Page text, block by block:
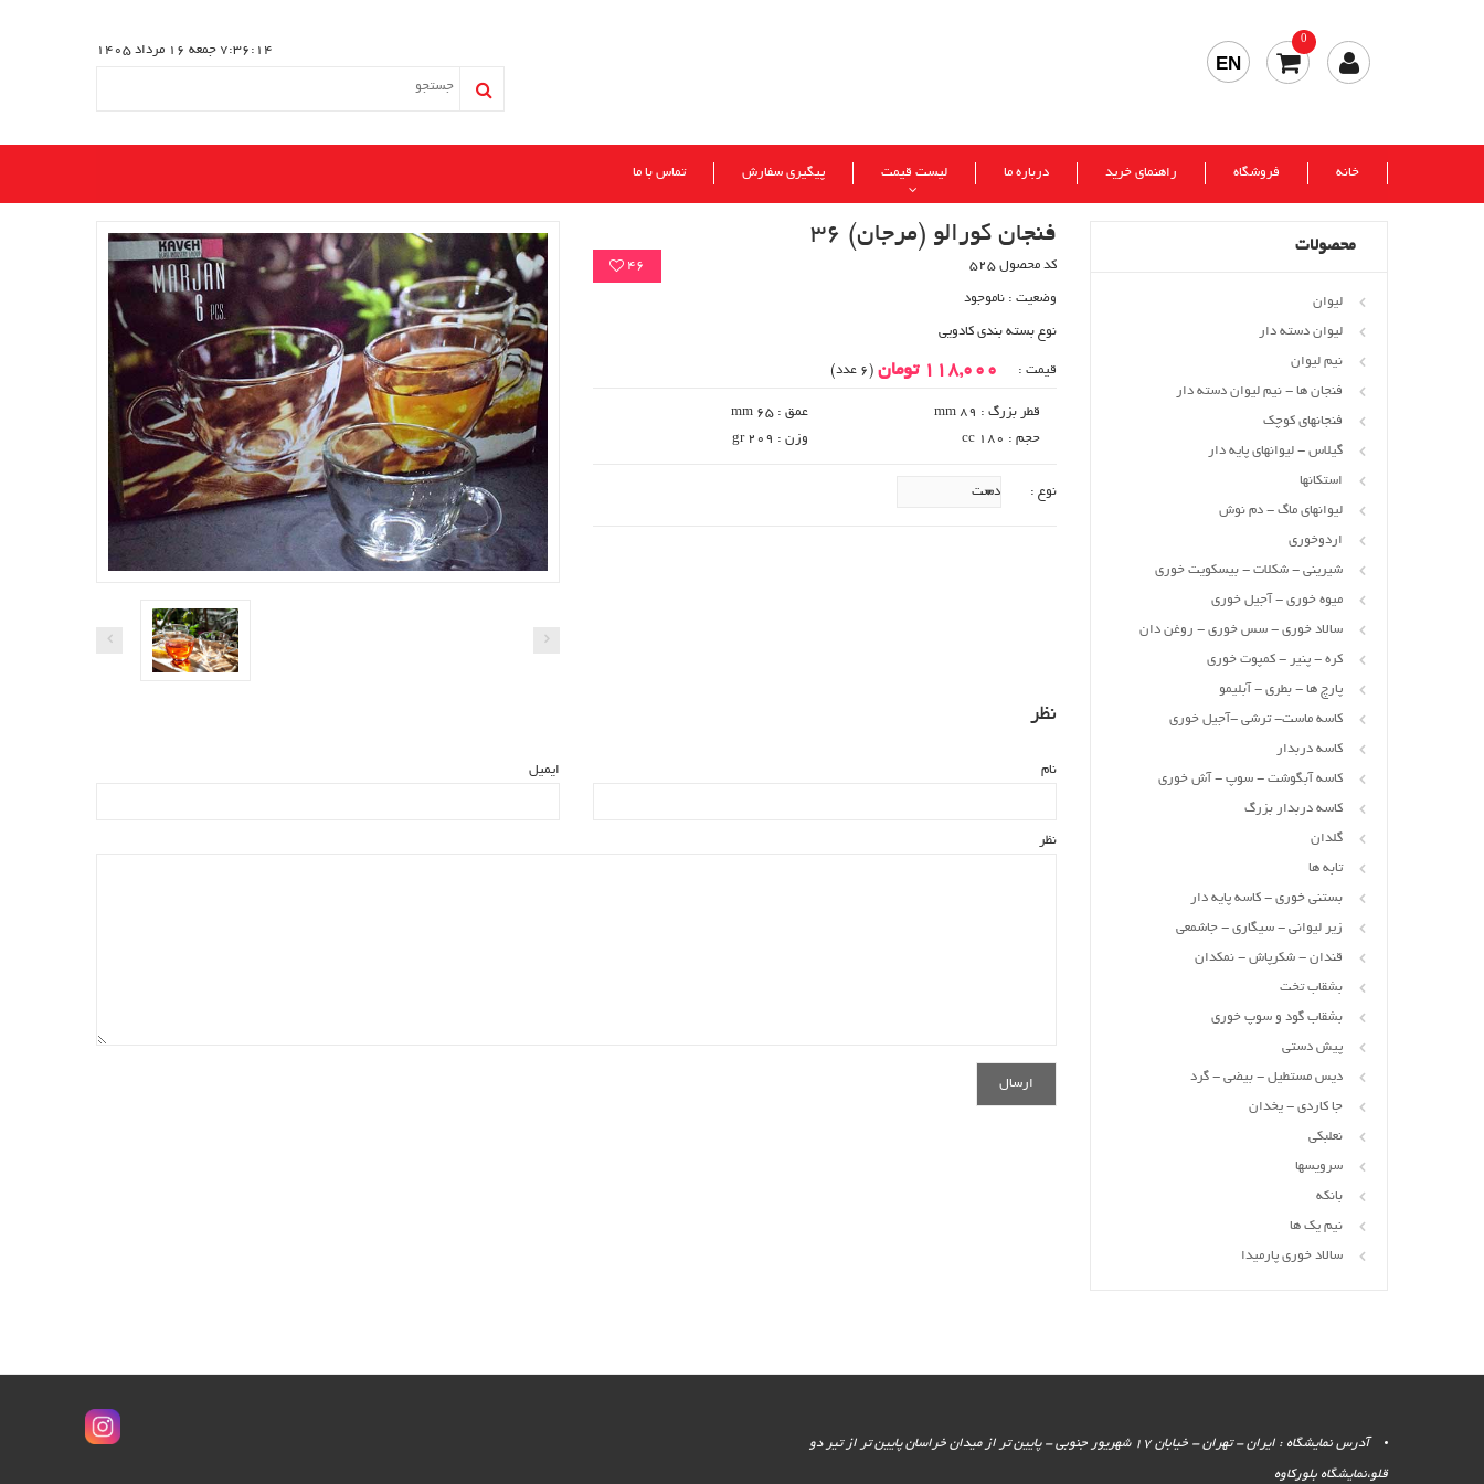
7:36:14 جمعه 16 مرداد 1405
0
EN
خانه فروشگاه راهنمای خرید درباره ما لیست قیمت پیگیری سفارش تماس با ما
فنجان کورالو (مرجان) 36
46 کد محصول 525
وضعیت : ناموجود
نوع بسته بندی کادویی
قیمت : 118,000 تومان (6 عدد)
قطر بزرگ : 89 mm
عمق : 65 mm
حجم : 180 cc
وزن : 209 gr
نوع :
نظر
ایمیل نام
نظر
محصولات
لیوان
لیوان دسته دار
نیم لیوان
فنجان ها - نیم لیوان دسته دار
فنجانهای کوچک
گیلاس - لیوانهای پایه دار
استکانها
لیوانهای ماگ - دم نوش
اردوخوری
شیرینی - شکلات - بیسکویت خوری
میوه خوری - آجیل خوری
سالاد خوری - سس خوری - روغن دان
کره - پنیر - کمپوت خوری
پارچ ها - بطری - آبلیمو
کاسه ماست- ترشی -آجیل خوری
کاسه دربدار
کاسه آبگوشت - سوپ - آش خوری
کاسه دربدار بزرگ
گلدان
تابه ها
بستنی خوری - کاسه پایه دار
زیر لیوانی - سیگاری - جاشمعی
قندان - شکرپاش - نمکدان
بشقاب تخت
بشقاب گود و سوپ خوری
پیش دستی
دیس مستطیل - بیضی - گرد
جا کاردی - یخدان
نعلبکی
سرویسها
بانکه
نیم یک ها
سالاد خوری پارمیدا
آدرس نمایشگاه : ایران - تهران - خیابان 17 شهریور جنوبی - پایین تر از میدان خراسان پایین تر از تیر دو
قلو،نمایشگاه بلورکاوه